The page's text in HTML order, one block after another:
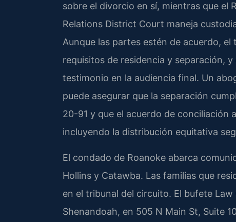
sobre el divorcio en sí, mientras que el
Relations District Court maneja
Aunque las partes estén de acuerdo,
requisitos de residencia y separación,
testimonio en la audiencia final. Un
puede asegurar que la separación
20-91 y que el acuerdo de conciliación
incluyendo la distribución equitativa
El condado de Roanoke abarca
Hollins y Catawba. Las familias que
en el tribunal del circuito. El bufete
Shenandoah, en 505 N Main St, Suite